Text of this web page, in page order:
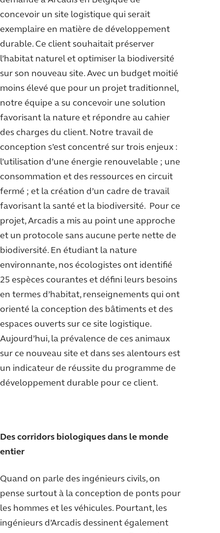
concevoir un site logistique qui serait
exemplaire en matière de développement
durable. Ce client souhaitait préserver
l’habitat naturel et optimiser la biodiversité
sur son nouveau site. Avec un budget moitié
moins élevé que pour un projet traditionnel,
notre équipe a su concevoir une solution
favorisant la nature et répondre au cahier
des charges du client. Notre travail de
conception s’est concentré sur trois enjeux :
l’utilisation d’une énergie renouvelable ; une
consommation et des ressources en circuit
fermé ; et la création d’un cadre de travail
favorisant la santé et la biodiversité. Pour ce
projet, Arcadis a mis au point une approche
et un protocole sans aucune perte nette de
biodiversité. En étudiant la nature
environnante, nos écologistes ont identifié
25 espèces courantes et défini leurs besoins
en termes d’habitat, renseignements qui ont
orienté la conception des bâtiments et des
espaces ouverts sur ce site logistique.
Aujourd’hui, la prévalence de ces animaux
sur ce nouveau site et dans ses alentours est
un indicateur de réussite du programme de
développement durable pour ce client.
Des corridors biologiques dans le monde
entier
Quand on parle des ingénieurs civils, on
pense surtout à la conception de ponts pour
les hommes et les véhicules. Pourtant, les
ingénieurs d’Arcadis dessinent également